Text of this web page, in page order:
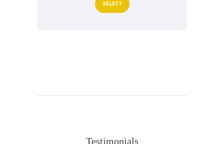
SELECT
Testimonials